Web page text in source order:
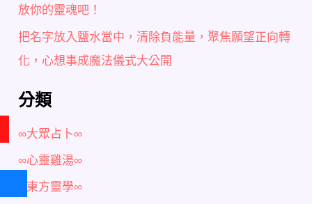
放你的靈魂吧！
把名字放入鹽水當中，清除負能量，聚焦願望正向轉
化，心想事成魔法儀式大公開
分類
∞大眾占卜∞
∞心靈雞湯∞
∞東方靈學∞